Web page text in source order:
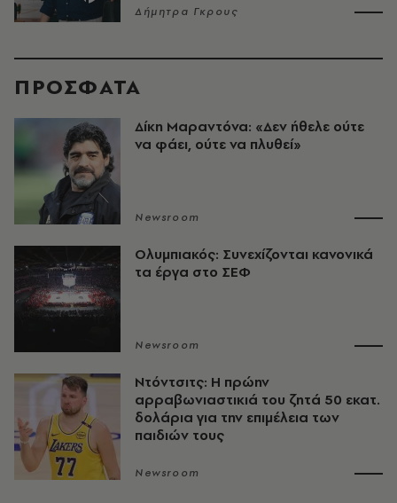
Δήμητρα Γκρους
ΠΡΟΣΦΑΤΑ
Δίκη Μαραντόνα: «Δεν ήθελε ούτε
να φάει, ούτε να πλυθεί»
Newsroom
Ολυμπιακός: Συνεχίζονται κανονικά
τα έργα στο ΣΕΦ
Newsroom
Ντόντσιτς: Η πρώην
αρραβωνιαστικιά του ζητά 50 εκατ.
δολάρια για την επιμέλεια των
παιδιών τους
Newsroom